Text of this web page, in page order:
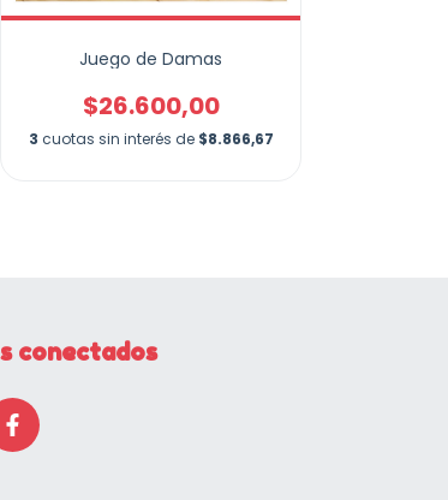
Juego de Damas
$26.600,00
3 cuotas sin interés de $8.866,67
conectados